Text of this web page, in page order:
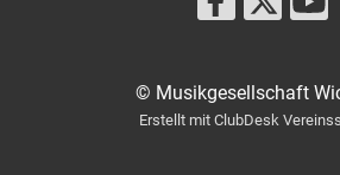
© Musikgesellschaft
Erstellt mit ClubDesk